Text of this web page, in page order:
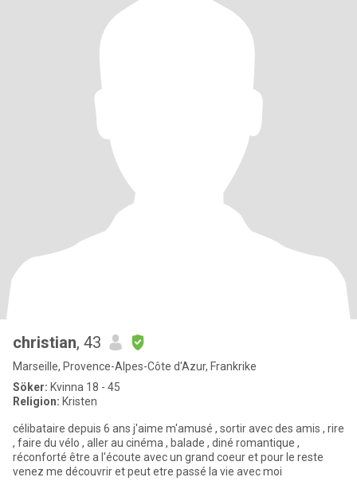
christian, 43
Marseille, Provence-Alpes-Côte d'Azur, Frankrike
Söker: Kvinna 18 - 45
Religion: Kristen
célibataire depuis 6 ans j'aime m'amusé , sortir avec des amis , rire
, faire du vélo , aller au cinéma , balade , diné romantique ,
réconforté être a l'écoute avec un grand coeur et pour le reste
venez me découvrir et peut etre passé la vie avec moi